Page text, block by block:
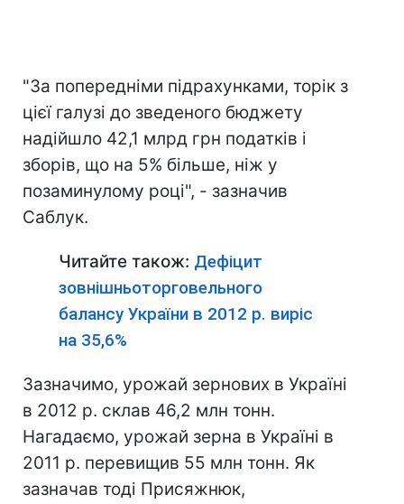
"За попередніми підрахунками, торік з
цієї галузі до зведеного бюджету
надійшло 42,1 млрд грн податків і
зборів, що на 5% більше, ніж у
позаминулому році", - зазначив
Саблук.
Читайте також: Дефіцит
зовнішньоторговельного
балансу України в 2012 р. виріс
на 35,6%
Зазначимо, урожай зернових в Україні
в 2012 р. склав 46,2 млн тонн.
Нагадаємо, урожай зерна в Україні в
2011 р. перевищив 55 млн тонн. Як
зазначав тоді Присяжнюк,